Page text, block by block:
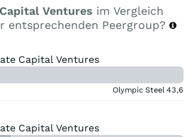
Ventures im Vergleich
entsprechenden Peergroup?
Capital Ventures
Olympic Steel 43,6
Capital Ventures